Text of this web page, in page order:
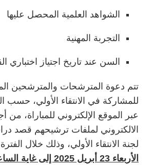
الشواهد العلمية المحصل عليها
التجربة المهنية
السن عند تاريخ اجتياز اختباري
تتم دعوة المترشحات والمترشحين
للمشاركة في الانتقاء الأولي، حسب
عبر الموقع الإلكتروني للمباراة، من
الالكتروني لملفات ترشيحهم قصد
لجنة الانتقاء الأولي، وذلك خلال
الأربعاء 23 أبريل 2025